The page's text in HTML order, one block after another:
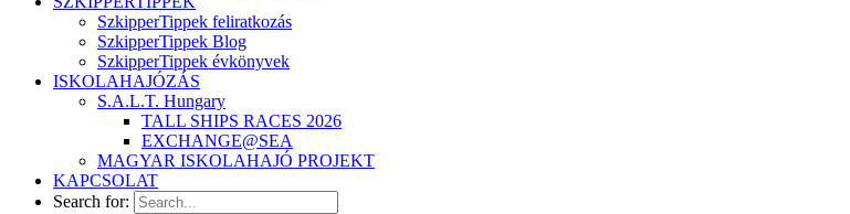
SzkipperTippek feliratkozás
SzkipperTippek Blog
SzkipperTippek évkönyvek
ISKOLAHAJÓZÁS
S.A.L.T. Hungary
TALL SHIPS RACES 2026
EXCHANGE@SEA
MAGYAR ISKOLAHAJÓ PROJEKT
KAPCSOLAT
Search for: